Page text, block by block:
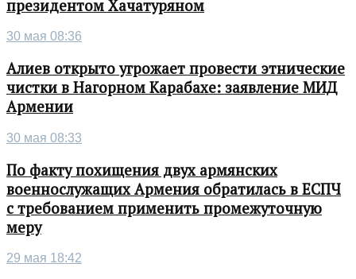
президентом Хачатуряном
30 мая 08:36
Алиев открыто угрожает провести этнические
чистки в Нагорном Карабахе: заявление МИД
Армении
30 мая 08:33
По факту похищения двух армянских
военнослужащих Армения обратилась в ЕСПЧ
с требованием применить промежуточную
меру
29 мая 18:42